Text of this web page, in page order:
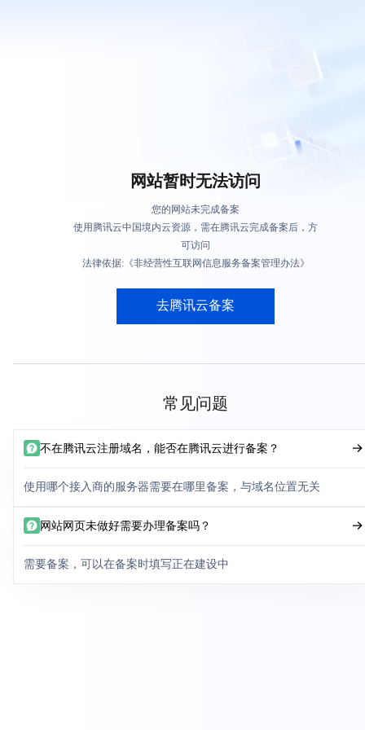
网站暂时无法访问
您的网站未完成备案
使用腾讯云中国境内云资源，需在腾讯云完成备案后，方
可访问
法律依据:《非经营性互联网信息服务备案管理办法》
去腾讯云备案
常见问题
不在腾讯云注册域名，能否在腾讯云进行备案？
使用哪个接入商的服务器需要在哪里备案，与域名位置无关
网站网页未做好需要办理备案吗？
需要备案，可以在备案时填写正在建设中